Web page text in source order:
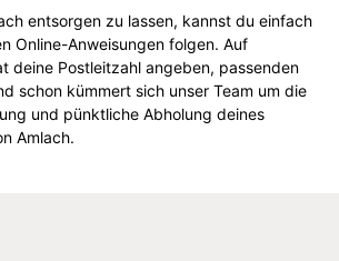
entsorgen zu lassen, kannst du einfach
Online-Anweisungen folgen. Auf
deine Postleitzahl angeben, passenden
schon kümmert sich unser Team um die
und pünktliche Abholung deines
Amlach.